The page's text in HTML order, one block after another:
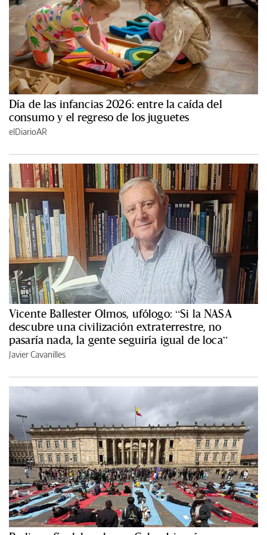
Día de las infancias 2026: entre la caída del
consumo y el regreso de los juguetes
elDiarioAR
Vicente Ballester Olmos, ufólogo: “Si la NASA
descubre una civilización extraterrestre, no
pasaría nada, la gente seguiría igual de loca”
Javier Cavanilles